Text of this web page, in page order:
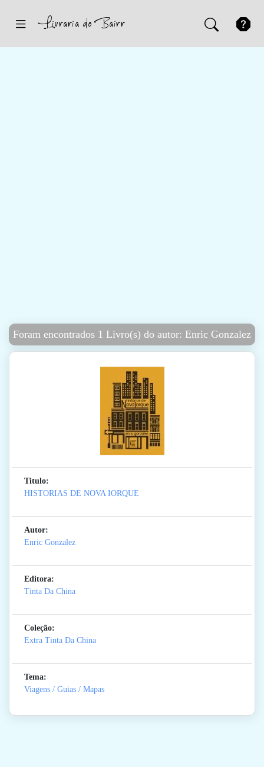
Foram encontrados 1 Livro(s) do autor: Enric Gonzalez
Titulo:
HISTORIAS DE NOVA IORQUE
Autor:
Enric Gonzalez
Editora:
Tinta Da China
Coleção:
Extra Tinta Da China
Tema:
Viagens / Guias / Mapas